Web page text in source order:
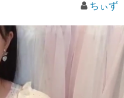
ちぃず